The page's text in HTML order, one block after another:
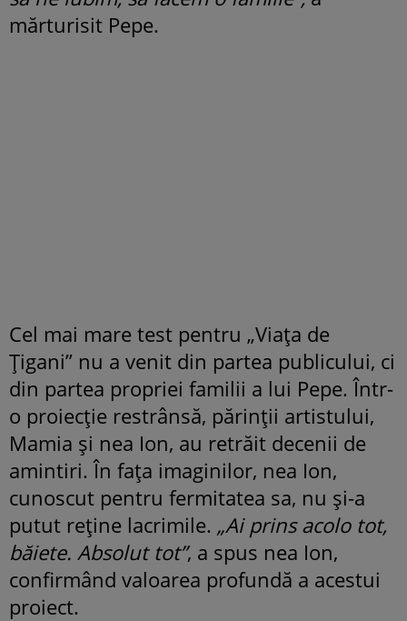
mărturisit Pepe.
Cel mai mare test pentru „Viața de
Țigani” nu a venit din partea publicului, ci
din partea propriei familii a lui Pepe. Într-
o proiecție restrânsă, părinții artistului,
Mamia și nea Ion, au retrăit decenii de
amintiri. În fața imaginilor, nea Ion,
cunoscut pentru fermitatea sa, nu și-a
putut reține lacrimile. „Ai prins acolo tot,
băiete. Absolut tot”, a spus nea Ion,
confirmând valoarea profundă a acestui
proiect.